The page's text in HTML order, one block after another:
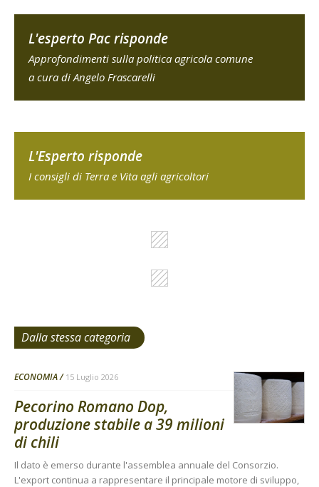
L'esperto Pac risponde
Approfondimenti sulla politica agricola comune
a cura di Angelo Frascarelli
L'Esperto risponde
I consigli di Terra e Vita agli agricoltori
Dalla stessa categoria
ECONOMIA 15 Luglio 2026
Pecorino Romano Dop,
produzione stabile a 39 milioni
di chili
Il dato è emerso durante l'assemblea annuale del Consorzio.
L'export continua a rappresentare il principale motore di sviluppo,